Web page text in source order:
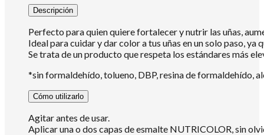
Descripción
Perfecto para quien quiere fortalecer y nutrir las uñas,
Ideal para cuidar y dar color a tus uñas en un solo paso,
Se trata de un producto que respeta los estándares más
*sin formaldehído, tolueno, DBP, resina de formaldehído,
Cómo utilizarlo
Agitar antes de usar.
Aplicar una o dos capas de esmalte NUTRICOLOR, sin